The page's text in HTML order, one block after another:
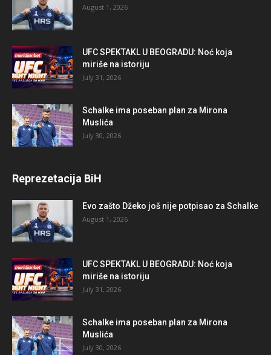
August 1, 2026
UFC SPEKTAKL U BEOGRADU: Noć koja
miriše na istoriju
July 31, 2026
Schalke ima poseban plan za Mirona
Muslića
July 30, 2026
Reprezetacija BiH
Evo zašto Džeko još nije potpisao za Schalke
August 1, 2026
UFC SPEKTAKL U BEOGRADU: Noć koja
miriše na istoriju
July 31, 2026
Schalke ima poseban plan za Mirona
Muslića
July 30, 2026